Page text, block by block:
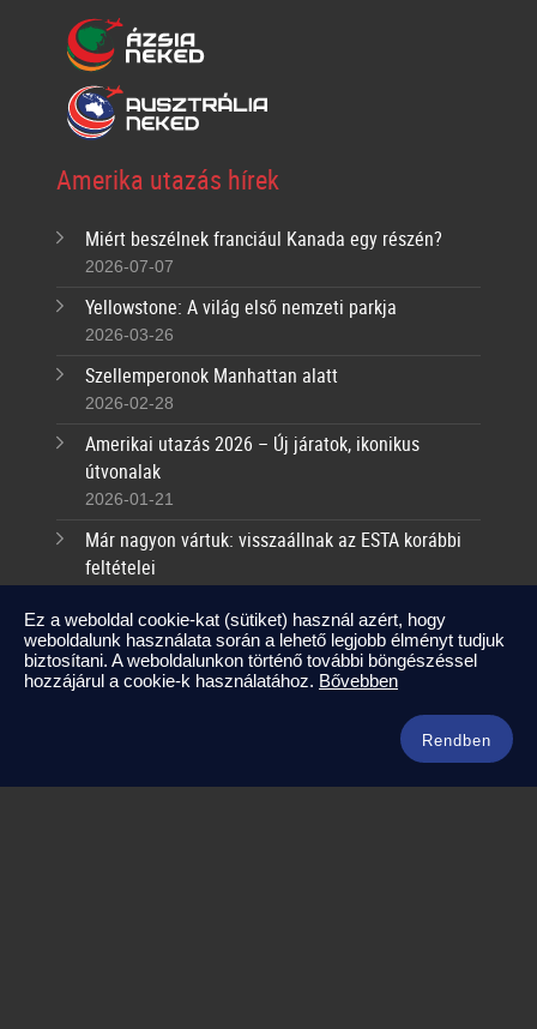
Amerika utazás hírek
Miért beszélnek franciául Kanada egy részén?
2026-07-07
Yellowstone: A világ első nemzeti parkja
2026-03-26
Szellemperonok Manhattan alatt
2026-02-28
Amerikai utazás 2026 – Új járatok, ikonikus
útvonalak
2026-01-21
Már nagyon vártuk: visszaállnak az ESTA korábbi
feltételei
Kapcsolat
Ez a weboldal cookie-kat (sütiket) használ azért, hogy
weboldalunk használata során a lehető legjobb élményt tudjuk
biztosítani. A weboldalunkon történő további böngészéssel
hozzájárul a cookie-k használatához. Bővebben
Rendben